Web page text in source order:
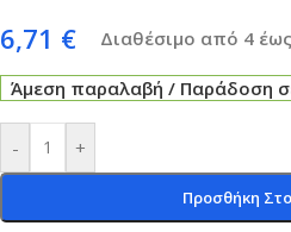
6,71 € Διαθέσιμο από 4
Άμεση παραλαβή / Παράδοση
- +
Προσθήκη